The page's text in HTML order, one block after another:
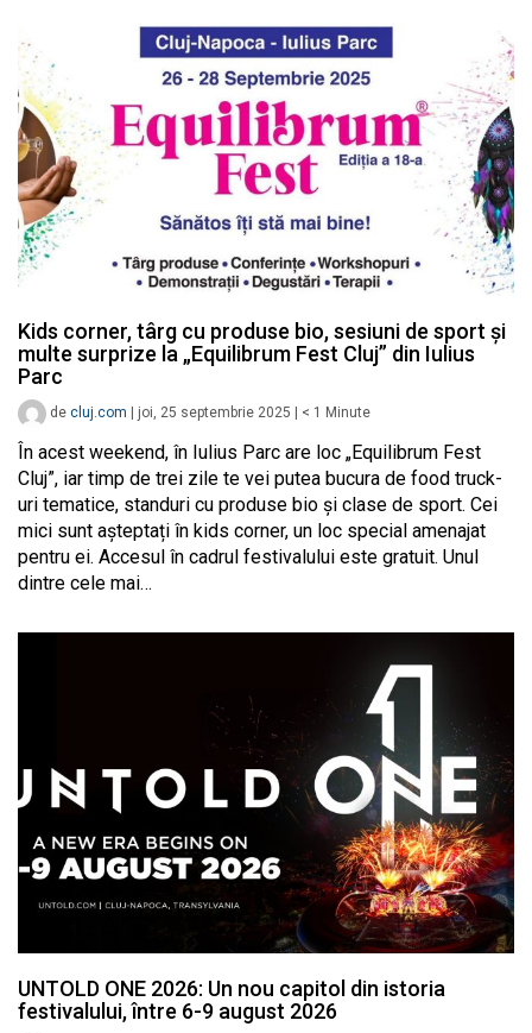
Kids corner, târg cu produse bio, sesiuni de sport și
multe surprize la „Equilibrum Fest Cluj” din Iulius
Parc
de cluj.com joi, 25 septembrie 2025 < 1 Minute
În acest weekend, în Iulius Parc are loc „Equilibrum Fest
Cluj”, iar timp de trei zile te vei putea bucura de food truck-
uri tematice, standuri cu produse bio și clase de sport. Cei
mici sunt așteptați în kids corner, un loc special amenajat
pentru ei. Accesul în cadrul festivalului este gratuit. Unul
dintre cele mai…
UNTOLD ONE 2026: Un nou capitol din istoria
festivalului, între 6-9 august 2026